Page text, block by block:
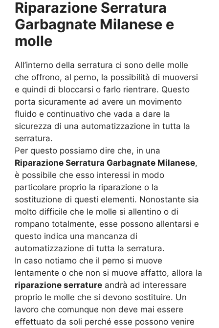
Riparazione Serratura
Garbagnate Milanese e
molle
All’interno della serratura ci sono delle molle
che offrono, al perno, la possibilità di muoversi
e quindi di bloccarsi o farlo rientrare. Questo
porta sicuramente ad avere un movimento
fluido e continuativo che vada a dare la
sicurezza di una automatizzazione in tutta la
serratura.
Per questo possiamo dire che, in una
Riparazione Serratura Garbagnate Milanese,
è possibile che esso interessi in modo
particolare proprio la riparazione o la
sostituzione di questi elementi. Nonostante sia
molto difficile che le molle si allentino o di
rompano totalmente, esse possono allentarsi e
questo indica una mancanza di
automatizzazione di tutta la serratura.
In caso notiamo che il perno si muove
lentamente o che non si muove affatto, allora la
riparazione serrature andrà ad interessare
proprio le molle che si devono sostituire. Un
lavoro che comunque non deve mai essere
effettuato da soli perché esse possono venire